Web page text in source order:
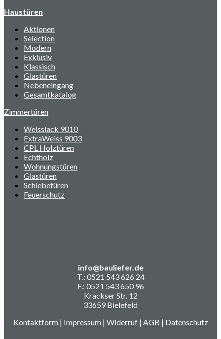
Haustüren
Aktionen
Selection
Modern
Exklusiv
Klassisch
Glastüren
Nebeneingang
Gesamtkatalog
Zimmertüren
Weisslack 9010
ExtraWeiss 9003
CPL Holztüren
Echtholz
Wohnungstüren
Glastüren
Schiebetüren
Feuerschutz
info@bauliefer.de
T.: 0521 543 626 24
F.: 0521 543 650 96
Krackser Str. 12
33659 Bielefeld
Kontaktform | Impressum | Widerruf| AGB | Datenschutz